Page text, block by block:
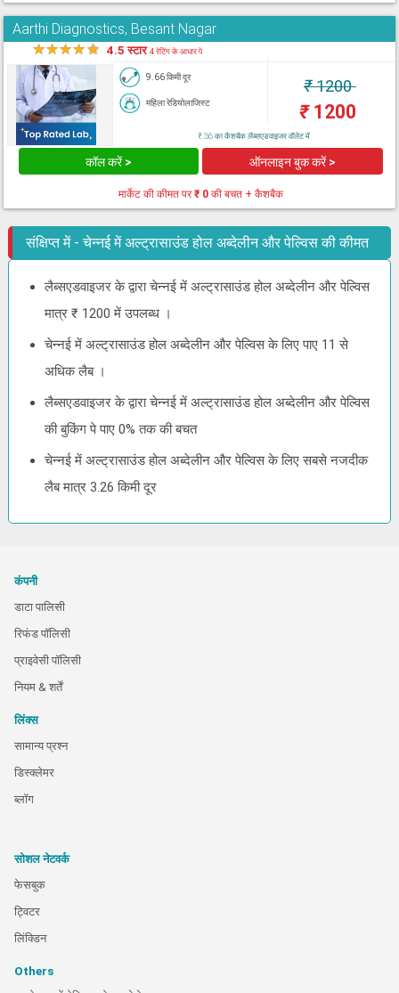
Aarthi Diagnostics, Besant Nagar
★★★★★ 4.5 स्टार4 रेटिंग के आधार पे
9.66 किमी दूर
महिला रेडियोलाजिस्ट
₹1200
₹1200
₹ 36 का कैशबैक लैब्सएडवाइजर वॉलेट में
कॉल करें > ऑनलाइन बुक करें >
मार्केट की कीमत पर₹ 0की बचत + कैशबैक
संक्षिप्त में - चेन्नई में अल्ट्रासाउंड होल अब्देलीन और पेल्विस की कीमत
लैब्सएडवाइजर के द्वारा चेन्नई में अल्ट्रासाउंड होल अब्देलीन और पेल्विस
मात्र ₹ 1200 में उपलब्ध ।
चेन्नई में अल्ट्रासाउंड होल अब्देलीन और पेल्विस के लिए पाए 11 से
अधिक लैब ।
लैब्सएडवाइजर के द्वारा चेन्नई में अल्ट्रासाउंड होल अब्देलीन और पेल्विस
की बुकिंग पे पाए 0% तक की बचत
चेन्नई में अल्ट्रासाउंड होल अब्देलीन और पेल्विस के लिए सबसे नजदीक
लैब मात्र 3.26 किमी दूर
कंपनी
डाटा पालिसी
रिफंड पॉलिसी
प्राइवेसी पॉलिसी
नियम & शर्तें
लिंक्स
सामान्य प्रश्न
डिस्क्लेमर
ब्लॉग
सोशल नेटवर्क
फेसबुक
ट्विटर
लिंक्डिन
Others